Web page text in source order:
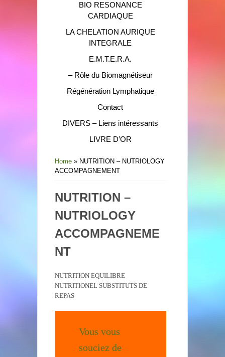
BIO RESONANCE
CARDIAQUE
LA CHELATION AURIQUE
INTEGRALE
E.M.T.E.R.A.
– Rôle du Biomagnétiseur
Régénération Lymphatique
Contact
DIVERS – Liens intéressants
LIVRE D’OR
Home » NUTRITION – NUTRIOLOGY
ACCOMPAGNEMENT
NUTRITION –
NUTRIOLOGY
ACCOMPAGNEME
NT
NUTRITION EQUILIBRE
NUTRITIONEL SUBSTITUTS DE
REPAS
Vous vous
souciez de